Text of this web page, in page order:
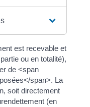
est recevable et
ou en totalité),
de <span
span>. La
soit directement
(en